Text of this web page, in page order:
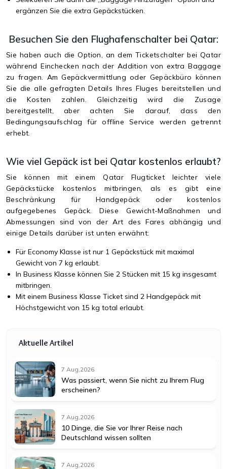
ergänzen Sie die extra Gepäckstücken.
Besuchen Sie den Flughafenschalter bei Qatar:
Sie haben auch die Option, an dem Ticketschalter bei Qatar
während Einchecken nach der Addition von extra Baggage
zu fragen. Am Gepäckvermittlung oder Gepäckbüro können
Sie die alle gefragten Details Ihres Fluges bereitstellen und
die Kosten zahlen. Gleichzeitig wird die Zusage
bereitgestellt, aber achten Sie darauf, dass den
Bedingungsaufschlag für offline Service werden getrennt
erhebt.
Wie viel Gepäck ist bei Qatar kostenlos erlaubt?
Sie können mit einem Qatar Flugticket leichter viele
Gepäckstücke kostenlos mitbringen, als es gibt eine
Beschränkung für Handgepäck oder kostenlos
aufgegebenes Gepäck. Diese Gewicht-Maßnahmen und
Abmessungen sind von der Art des Fares abhängig und
einige Details darüber ist unten erwähnt:
Für Economy Klasse ist nur 1 Gepäckstück mit maximal
Gewicht von 7 kg erlaubt.
In Business Klasse können Sie 2 Stücken mit 15 kg insgesamt
mitbringen.
Mit einem Business Klasse Ticket sind 2 Handgepäck mit
Höchstgewicht von 15 kg total erlaubt.
Aktuelle Artikel
7 Aug,2026
Was passiert, wenn Sie nicht zu Ihrem Flug
erscheinen?
7 Aug,2026
10 Dinge, die Sie vor Ihrer Reise nach
Deutschland wissen sollten
7 Aug,2026